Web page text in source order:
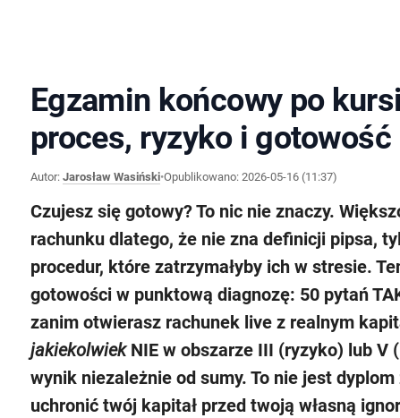
Egzamin końcowy po
proces, ryzyko i
Autor: Jarosław Wasiński•Opublikowano: 2026-05-16 (11:37)
Czujesz się gotowy? To nic nie znaczy.
rachunku dlatego, że nie zna definicji pipsa,
procedur, które zatrzymałyby ich w stresie.
gotowości w punktową diagnozę: 50 pytań
zanim otwierasz rachunek live z realnym
jakiekolwiekNIE w obszarze III (ryzyko) lub V
wynik niezależnie od sumy. To nie jest
uchronić twój kapitał przed twoją własną